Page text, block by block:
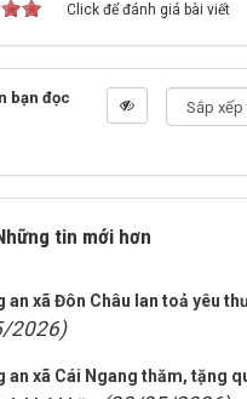
Click để đánh giá bài viết
bạn đọc
tin mới hơn
an xã Đôn Châu lan toả yêu
2026)
an xã Cái Ngang thăm, tặng